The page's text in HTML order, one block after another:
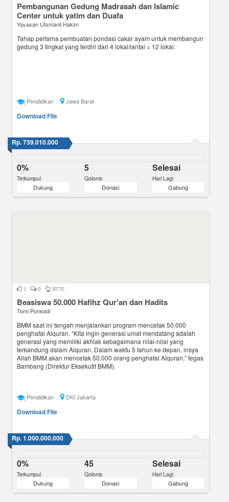
Pembangunan Gedung Madrasah dan Islamic
Center untuk yatim dan Duafa
Yayasan Utsmanil Hakim
Tahap pertama pembuatan pondasi cakar ayam untuk membangun
gedung 3 tingkat yang terdiri dari 4 lokal/lantai = 12 lokal.
Pendidikan Jawa Barat
Download File
Rp. 739.010.000
0%
Terkumpul
5
Qolonis
Selesai
Hari Lagi
Dukung Donasi Gabung
1 0 30735
Beasiswa 50.000 Hafihz Qur'an dan Hadits
Tomi Purwadi
BMM saat ini tengah menjalankan program mencetak 50.000
penghafal Alquran. “Kita ingin generasi umat mendatang adalah
generasi yang memiliki akhlak sebagaimana nilai-nilai yang
terkandung dalam Alquran. Dalam waktu 5 tahun ke depan, insya
Allah BMM akan mencetak 50.000 orang penghafal Alquran,” tegas
Bambang (Direktur Eksekutif BMM).
Pendidikan DKI Jakarta
Download File
Rp. 1.000.000.000
0%
Terkumpul
45
Qolonis
Selesai
Hari Lagi
Dukung Donasi Gabung